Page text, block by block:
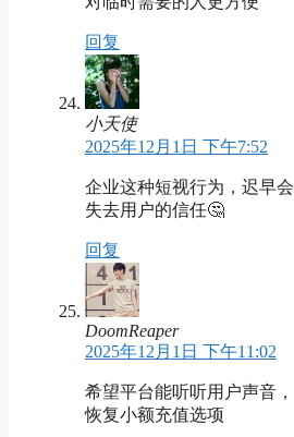
回复
小天使
2025年12月1日 下午7:52
企业这种短视行为，迟早会
失去用户的信任🤔
回复
DoomReaper
2025年12月1日 下午11:02
希望平台能听听用户声音，
恢复小额充值选项